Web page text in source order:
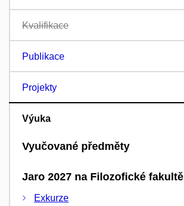
Kvalifikace
Publikace
Projekty
Výuka
Vyučované předměty
Jaro 2027 na Filozofické fakultě
Exkurze